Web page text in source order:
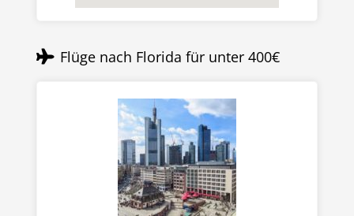
Flüge nach Florida für unter 400€